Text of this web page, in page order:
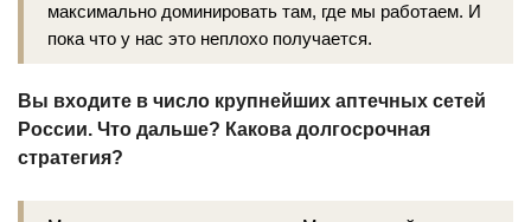
максимально доминировать там, где мы работаем. И
пока что у нас это неплохо получается.
Вы входите в число крупнейших аптечных сетей
России. Что дальше? Какова долгосрочная
стратегия?